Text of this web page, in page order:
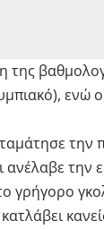
της
ενώ
την
την
γρήγορο